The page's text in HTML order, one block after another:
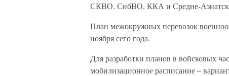
СКВО, СибВО, ККА и Средне-
План межокружных перевозок
ноября сего года.
Для разработки планов в войсковых
мобилизационное расписание –